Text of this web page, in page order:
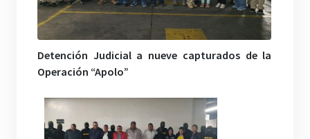
Detención Judicial a nueve capturados de la
Operación “Apolo”